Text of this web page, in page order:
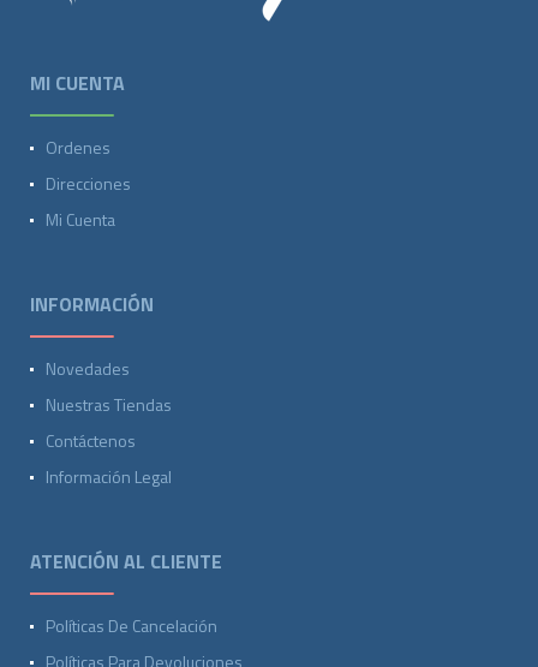
MI CUENTA
Ordenes
Direcciones
Mi Cuenta
INFORMACIÓN
Novedades
Nuestras Tiendas
Contáctenos
Información Legal
ATENCIÓN AL CLIENTE
Políticas De Cancelación